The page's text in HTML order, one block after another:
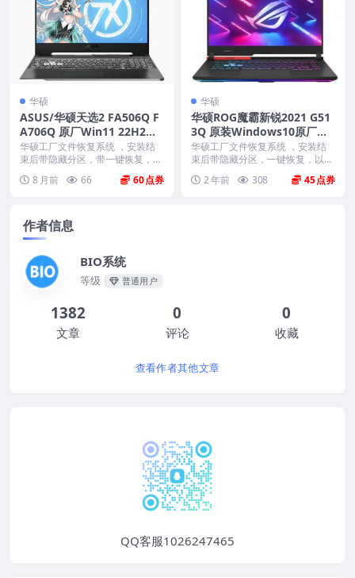
华硕
ASUS/华硕天选2 FA506Q F
A706Q 原厂Win11 22H2家
庭版系统 工厂文件 带ASUS
Recovery恢复
华硕工厂文件恢复系统 ，安装结
束后带隐藏分区，带一键恢复，以
8 月前 66 60
华硕
华硕ROG魔霸新锐2021 G51
3Q 原装Windows10原厂系
统 工厂模式 带ASUS Recove
ry恢复功能
华硕工厂文件恢复系统 ，安装结
束后带隐藏分区，一键恢复，以及
2 年前 308 45
作者信息
BIO系统
等级 普通用户
1382
文章
0
评论
0
收藏
查看作者其他文章
QQ客服1026247465